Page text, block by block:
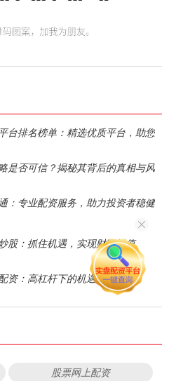
台排名榜单：精选优质平台，助您
是否可信？揭秘其背后的真相与风
：专业配资服务，助力投资者稳健
股：抓住机遇，实现财富增值
资：高杠杆下的机遇与风险
股票网上配资